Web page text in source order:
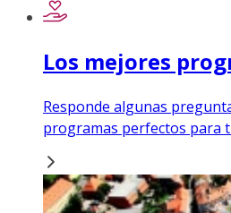
Los mejores
Responde algunas
programas perfectos para